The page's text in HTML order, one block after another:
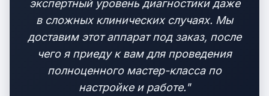
экспертный уровень диагностики даже
в сложных клинических случаях. Мы
доставим этот аппарат под заказ, после
чего я приеду к вам для проведения
полноценного мастер-класса по
настройке и работе."